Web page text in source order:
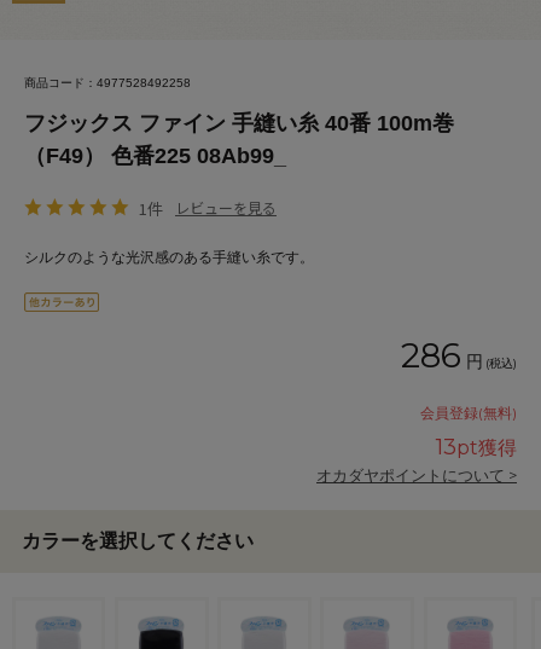
商品コード：4977528492258
フジックス ファイン 手縫い糸 40番 100m巻
（F49） 色番225 08Ab99_
1件 レビューを見る
シルクのような光沢感のある手縫い糸です。
286 円 (税込)
会員登録(無料)
13pt獲得
オカダヤポイントについて >
カラーを選択してください